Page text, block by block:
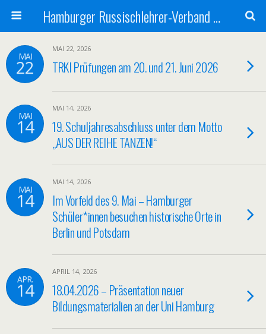
Hamburger Russischlehrer-Verband e.V.
MAI
22
MAI 22, 2026
TRKI Prüfungen am 20. und 21. Juni 2026
MAI
14
MAI 14, 2026
19. Schuljahresabschluss unter dem Motto
„AUS DER REIHE TANZEN!“
MAI
14
MAI 14, 2026
Im Vorfeld des 9. Mai – Hamburger
Schüler*innen besuchen historische Orte in
Berlin und Potsdam
APR.
14
APRIL 14, 2026
18.04.2026 – Präsentation neuer
Bildungsmaterialien an der Uni Hamburg